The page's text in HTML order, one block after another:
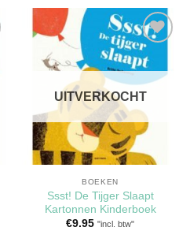
Toevoegen
aan
verlanglijst
UITVERKOCHT
BOEKEN
Ssst! De Tijger Slaapt
Kartonnen Kinderboek
€9.95 "incl. btw"